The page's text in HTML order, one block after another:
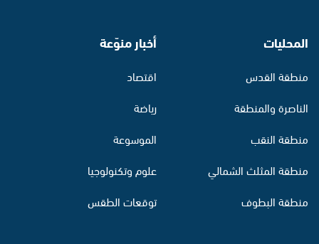
المحليات
منطقة القدس
الناصرة والمنطقة
منطقة النقب
منطقة المثلث الشمالي
منطقة البطوف
أخبار منوّعة
اقتصاد
رياضة
الموسوعة
علوم وتكنولوجيا
توقعات الطقس